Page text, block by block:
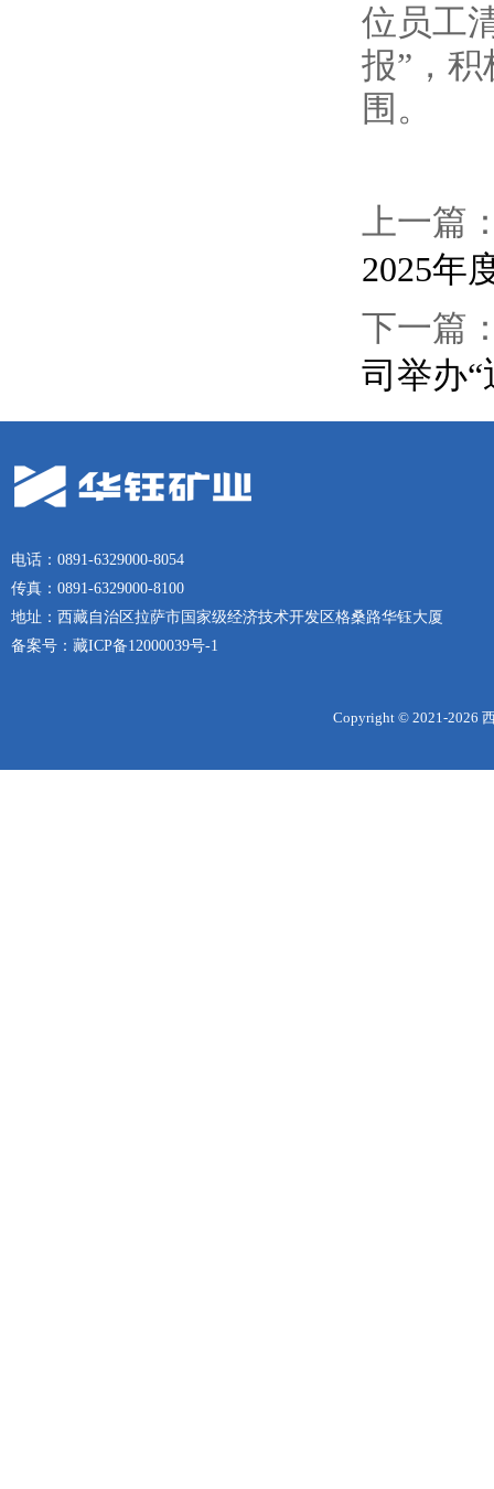
位员工
报”，
围。
上一篇
2025年
下一篇
司举办
电话：0891-6329000-8054
传真：0891-6329000-8100
地址：西藏自治区拉萨市国家级经济技术开发区格桑路华钰大厦
备案号： 藏ICP备12000039号-1
Copyright © 2021-2026